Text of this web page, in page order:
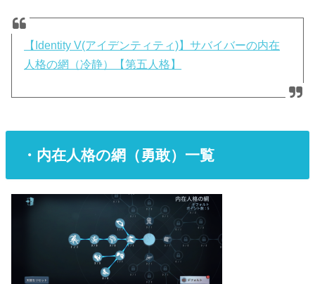
【Identity V(アイデンティティ)】サバイバーの内在
人格の網（冷静）【第五人格】
・内在人格の網（勇敢）一覧